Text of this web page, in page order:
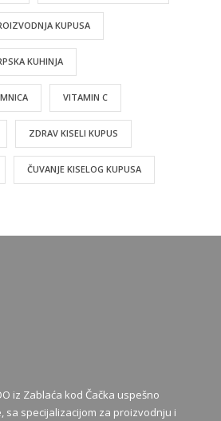
KUPUSA
KUHINJA
VITAMIN C
ZDRAV KISELI KUPUS
ČUVANJE KISELOG KUPUSA
iz Zablaća kod Čačka uspešno
sa specijalizacijom za proizvodnju i